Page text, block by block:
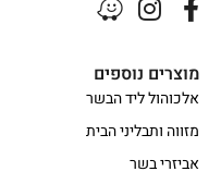
מוצרים נוספים
אלכוהול ליד הבשר
מזווה ותבליני הבית
אביזרי בשר